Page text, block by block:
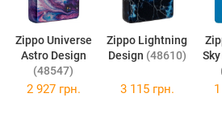
Zippo Universe
Astro Design
(48547)
Zippo Lightning
Design (48610)
Zippo
2 927 грн. 3 115 грн.